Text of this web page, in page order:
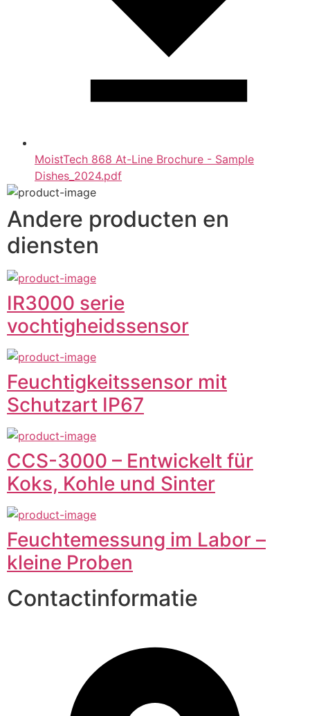
MoistTech 868 At-Line Brochure - Sample
Dishes_2024.pdf
Andere producten en
diensten
IR3000 serie
vochtigheidssensor
Feuchtigkeitssensor mit
Schutzart IP67
CCS-3000 – Entwickelt für
Koks, Kohle und Sinter
Feuchtemessung im Labor –
kleine Proben
Contactinformatie